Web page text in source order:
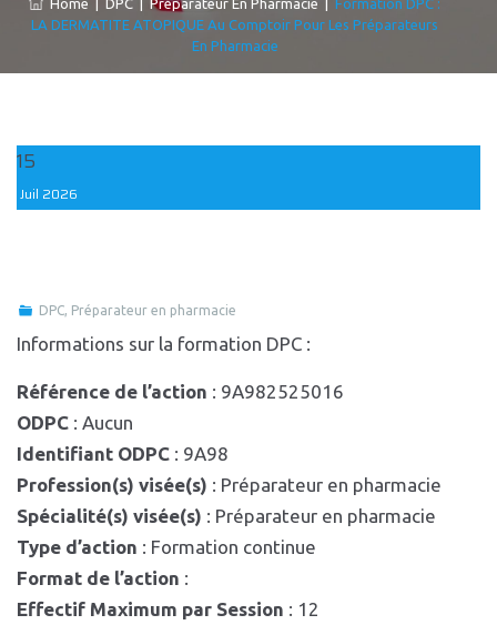
Home DPC Préparateur En Pharmacie
Formation DPC :
LA DERMATITE ATOPIQUE Au Comptoir Pour Les Préparateurs
En Pharmacie
15
Juil 2026
DPC, Préparateur en pharmacie
Informations sur la formation DPC :
Référence de l’action : 9A982525016
ODPC : Aucun
Identifiant ODPC : 9A98
Profession(s) visée(s) : Préparateur en pharmacie
Spécialité(s) visée(s) : Préparateur en pharmacie
Type d’action : Formation continue
Format de l’action :
Effectif Maximum par Session : 12